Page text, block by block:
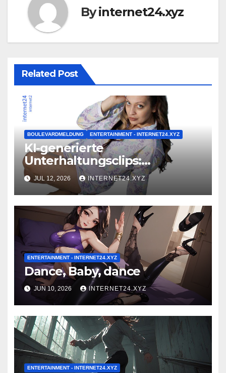
Byinternet24.xyz
Related Post
BOULEVARDMELDUNG ENTERTAINMENT - INTERNET24.XYZ
KI-generierte
Unterhaltungsclips:
Trendanalyse
JUL 12, 2026 INTERNET24.XYZ
ENTERTAINMENT - INTERNET24.XYZ
Dance, Baby, dance
JUN 10, 2026 INTERNET24.XYZ
ENTERTAINMENT - INTERNET24.XYZ